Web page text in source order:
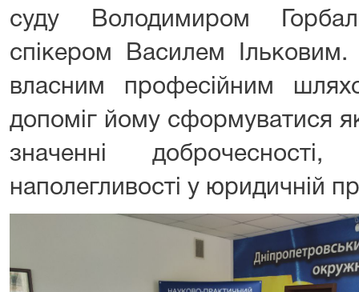
суду Володимиром
спікером Василем Ільковим.
власним професійним
допоміг йому сформуватися
значенні доброчесності,
наполегливості у юридичній